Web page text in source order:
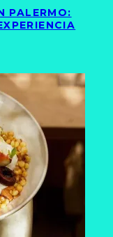
PALERMO: